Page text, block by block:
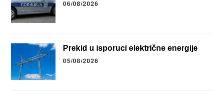
06/08/2026
Prekid u isporuci električne energije
05/08/2026